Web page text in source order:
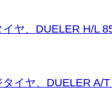
ヤ、DUELER H/L
イヤ、DUELER A/